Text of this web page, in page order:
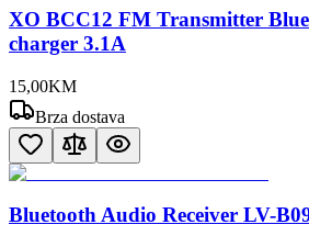
XO BCC12 FM Transmitter
charger 3.1A
15,00KM
Brza dostava
Bluetooth Audio Receiver LV-